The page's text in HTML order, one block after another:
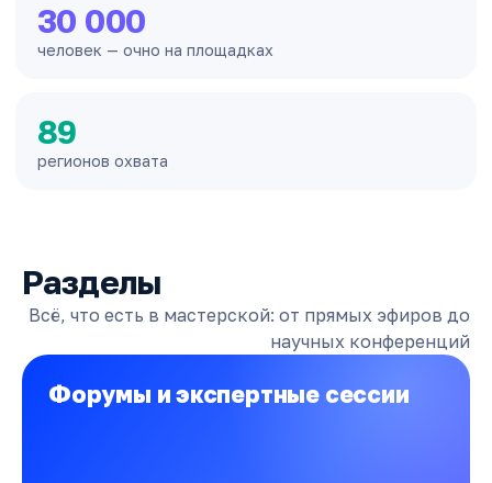
30 000
человек — очно на площадках
89
регионов охвата
Разделы
Всё, что есть в мастерской: от прямых эфиров до
научных конференций
Форумы и экспертные сессии